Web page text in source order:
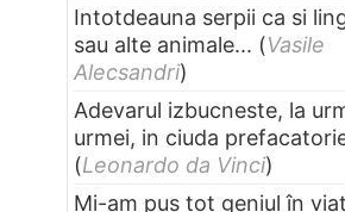
Intotdeauna serpii ca si
sau alte animale... (Vasile
Alecsandri)
Adevarul izbucneste, la
urmei, in ciuda
(Leonardo da Vinci)
Mi-am pus tot geniul în